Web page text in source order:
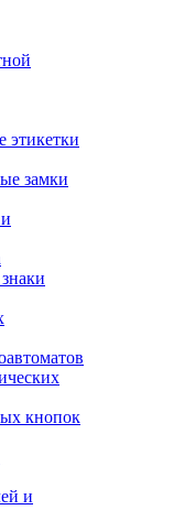
этикетки
замки
кнопок
и